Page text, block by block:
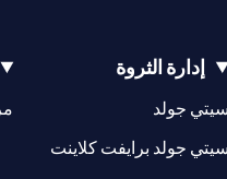
إدارة الثروة
سيتي جولد
سيتي جولد برايفت كلاينت